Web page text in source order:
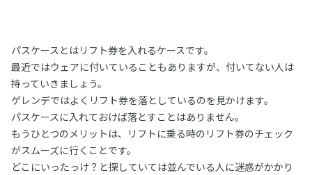
パスケースとはリフト券を入れるケースです。
最近ではウェアに付いていることもありますが、付いてない人は
持っていきましょう。
ゲレンデではよくリフト券を落としているのを見かけます。
パスケースに入れておけば落とすことはありません。
もうひとつのメリットは、リフトに乗る時のリフト券のチェック
がスムーズに行くことです。
どこにいったっけ？と探していては並んでいる人に迷惑がかかり